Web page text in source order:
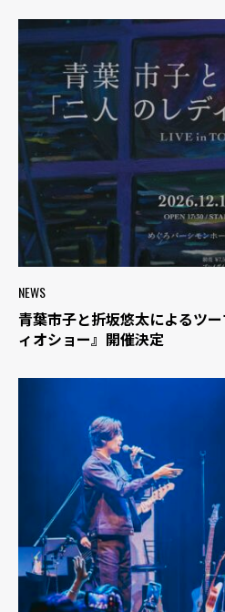
NEWS
青葉市子と折坂悠太によるツ
ィオショー』開催決定